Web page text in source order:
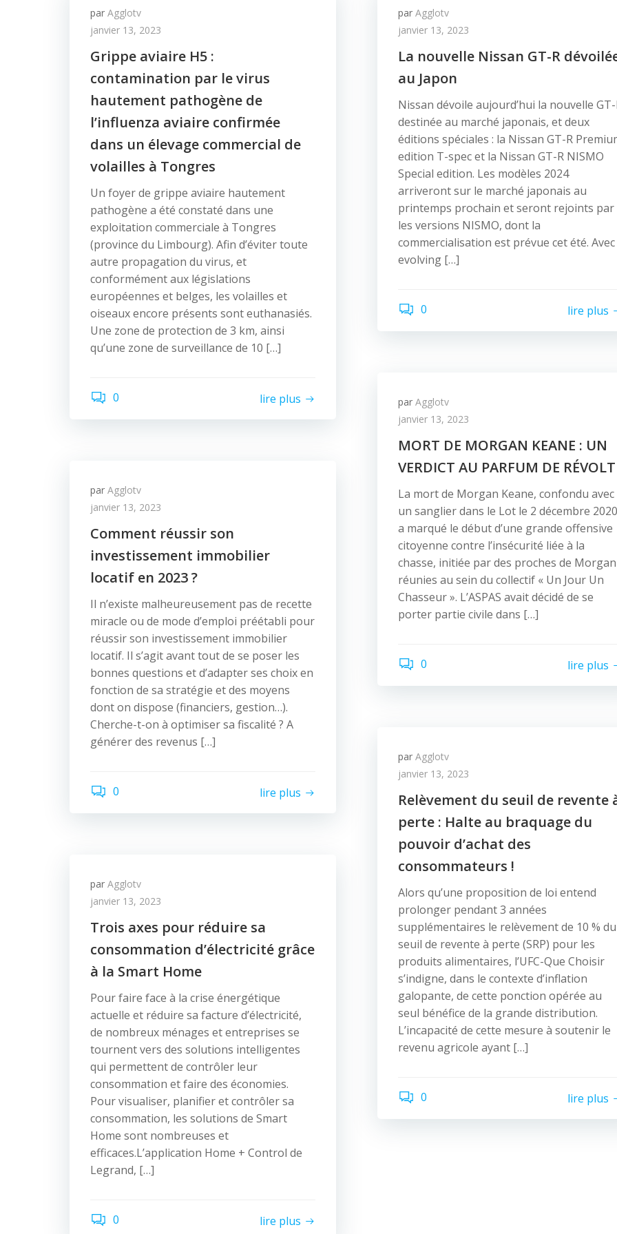
par Agglotv
janvier 13, 2023
Grippe aviaire H5 :
contamination par le virus
hautement pathogène de
l’influenza aviaire confirmée
dans un élevage commercial de
volailles à Tongres
Un foyer de grippe aviaire hautement
pathogène a été constaté dans une
exploitation commerciale à Tongres
(province du Limbourg). Afin d’éviter toute
autre propagation du virus, et
conformément aux législations
européennes et belges, les volailles et
oiseaux encore présents sont euthanasiés.
Une zone de protection de 3 km, ainsi
qu’une zone de surveillance de 10 […]
0 lire plus
par Agglotv
janvier 13, 2023
La nouvelle Nissan GT-R
au Japon
Nissan dévoile aujourd’hui la nouvelle GT-
destinée au marché japonais, et deux
éditions spéciales : la Nissan GT-R
edition T-spec et la Nissan GT-R NISMO
Special edition. Les modèles 2024
arriveront sur le marché japonais au
printemps prochain et seront rejoints par
les versions NISMO, dont la
commercialisation est prévue cet été. Avec
evolving […]
0 lire plus
par Agglotv
janvier 13, 2023
MORT DE MORGAN KEANE : UN
VERDICT AU PARFUM DE
La mort de Morgan Keane, confondu avec
un sanglier dans le Lot le 2 décembre
a marqué le début d’une grande offensive
citoyenne contre l’insécurité liée à la
chasse, initiée par des proches de Morgan
réunies au sein du collectif « Un Jour Un
Chasseur ». L’ASPAS avait décidé de se
porter partie civile dans […]
0 lire plus
par Agglotv
janvier 13, 2023
Comment réussir son
investissement immobilier
locatif en 2023 ?
Il n’existe malheureusement pas de recette
miracle ou de mode d’emploi préétabli pour
réussir son investissement immobilier
locatif. Il s’agit avant tout de se poser les
bonnes questions et d’adapter ses choix en
fonction de sa stratégie et des moyens
dont on dispose (financiers, gestion…).
Cherche-t-on à optimiser sa fiscalité ? A
générer des revenus […]
0 lire plus
par Agglotv
janvier 13, 2023
Relèvement du seuil de revente
perte : Halte au braquage du
pouvoir d’achat des
consommateurs !
Alors qu’une proposition de loi entend
prolonger pendant 3 années
supplémentaires le relèvement de 10 % du
seuil de revente à perte (SRP) pour les
produits alimentaires, l’UFC-Que Choisir
s’indigne, dans le contexte d’inflation
galopante, de cette ponction opérée au
seul bénéfice de la grande distribution.
L’incapacité de cette mesure à soutenir le
revenu agricole ayant […]
0 lire plus
par Agglotv
janvier 13, 2023
Trois axes pour réduire sa
consommation d’électricité grâce
à la Smart Home
Pour faire face à la crise énergétique
actuelle et réduire sa facture d’électricité,
de nombreux ménages et entreprises se
tournent vers des solutions intelligentes
qui permettent de contrôler leur
consommation et faire des économies.
Pour visualiser, planifier et contrôler sa
consommation, les solutions de Smart
Home sont nombreuses et
efficaces.L’application Home + Control de
Legrand, […]
0 lire plus